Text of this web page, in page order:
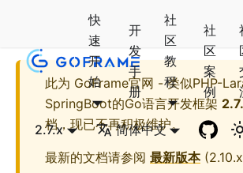
快
速
开
始
开
发
手
册
社
区
教
程
社
区
案
例
2.7.x 简体中文
此为 GoFrame官网 - 类似PHP-
SpringBoot的Go语言开发框架
档，现已不再积极维护。
最新的文档请参阅 最新版本(